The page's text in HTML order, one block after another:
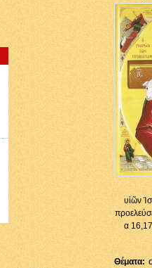
υἱῶν
α 16,17
Θέματα: